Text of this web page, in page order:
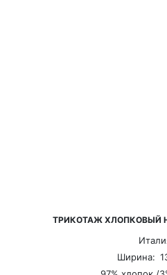
ТРИКОТАЖ ХЛОПКОВЫЙ
Италия
Ширина: